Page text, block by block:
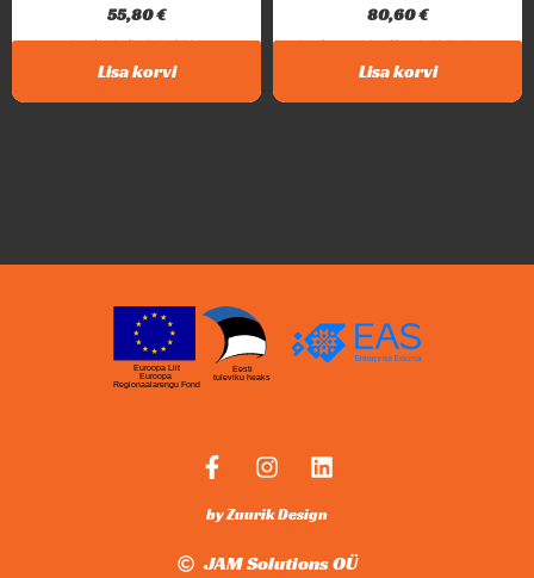
55,80€
Intar Circular Saw Holder Sobib...
Lisa korvi
80,60€
Intar 3 positsiooniline tööriistahoidik. Hoidikusse...
Lisa korvi
Eesti
tuleviku heaks
Euroopa Liit
Euroopa
Regionaalarengu Fond
JAM Solutions OÜ
by Zuurik Design